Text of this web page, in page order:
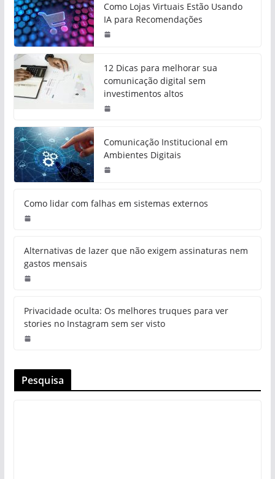
Como Lojas Virtuais Estão Usando
IA para Recomendações
12 Dicas para melhorar sua
comunicação digital sem
investimentos altos
Comunicação Institucional em
Ambientes Digitais
Como lidar com falhas em sistemas externos
Alternativas de lazer que não exigem assinaturas nem
gastos mensais
Privacidade oculta: Os melhores truques para ver
stories no Instagram sem ser visto
Pesquisa